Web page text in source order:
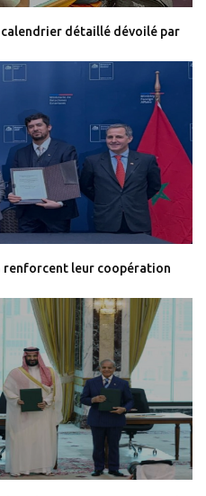
calendrier détaillé dévoilé par
renforcent leur coopération